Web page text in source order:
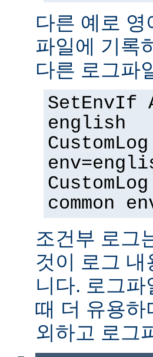
다른 예로
파일에 기록
다른 로그파
SetEnvIf
english
common
조건부 로그
것이 로그
니다. 로그
때 더 유용하
외하고 로그